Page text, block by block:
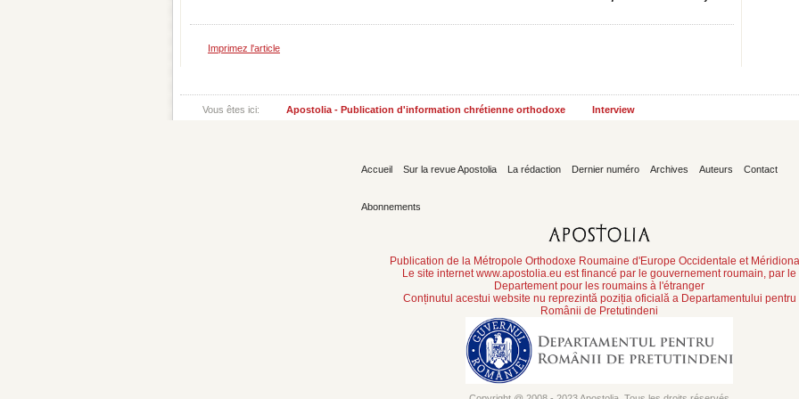
Imprimez l'article
Vous êtes ici: Apostolia - Publication d'information chrétienne orthodoxe Interview
Accueil Sur la revue Apostolia La rédaction Dernier numéro Archives Auteurs Contact
Abonnements
Publication de la Métropole Orthodoxe Roumaine d'Europe Occidentale et
Le site internet www.apostolia.eu est financé par le gouvernement roumain, par le
Departement pour les roumains à l'étranger
Conținutul acestui website nu reprezintă poziția oficială a Departamentului pentru
Românii de Pretutindeni